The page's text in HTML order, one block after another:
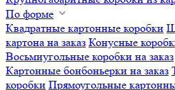
По форме
Квадратные картонные коробки
картона на заказ Конусные
Восьмиугольные коробки на заказ
Картонные бонбоньерки на заказ
коробки Прямоугольные